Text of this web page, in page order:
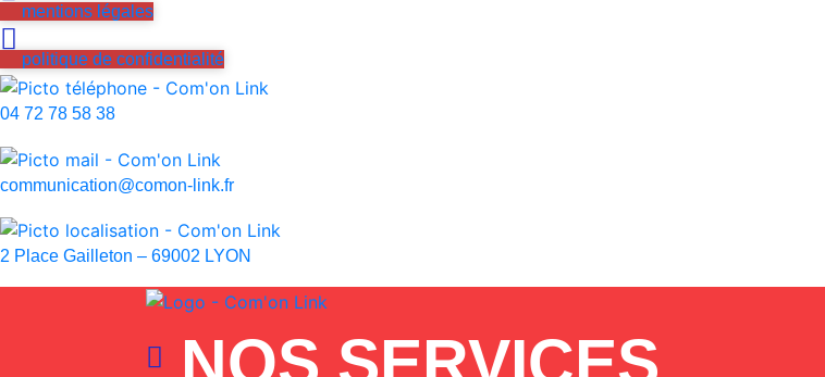
mentions légales
politique de confidentialité
04 72 78 58 38
communication@comon-link.fr
2 Place Gailleton – 69002 LYON
NOS SERVICES